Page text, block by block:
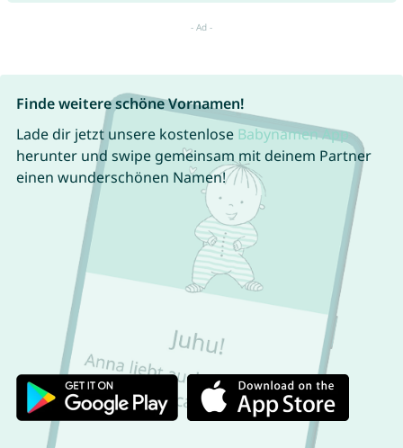
Finde weitere schöne Vornamen!
Lade dir jetzt unsere kostenlose Babynamen App
herunter und swipe gemeinsam mit deinem Partner
einen wunderschönen Namen!